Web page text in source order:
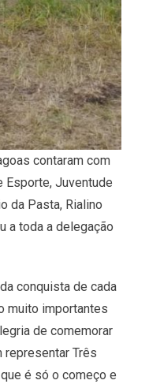
contaram com
Esporte, Juventude
da Pasta, Rialino
a toda a delegação
conquista de cada
muito importantes
de comemorar
representar Três
é só o começo e